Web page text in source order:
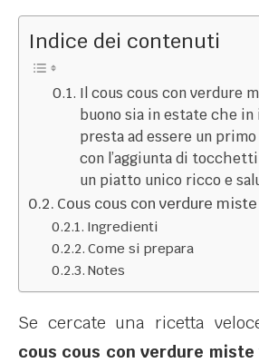
Indice dei contenuti
Il cous cous con verdure
buono sia in estate che in
presta ad essere un
con l’aggiunta di
un piatto unico ricco e
Cous cous con verdure miste
Ingredienti
Come si prepara
Notes
Se cercate una ricetta
cous cous con verdure miste